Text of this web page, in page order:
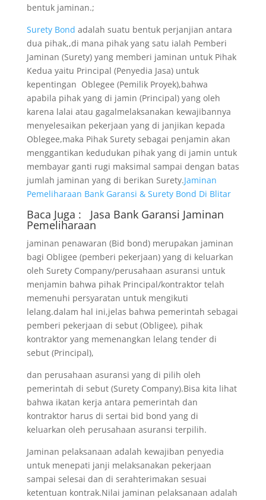
bentuk jaminan.;
Surety Bond adalah suatu bentuk perjanjian antara
dua pihak,,di mana pihak yang satu ialah Pemberi
Jaminan (Surety) yang memberi jaminan untuk Pihak
Kedua yaitu Principal (Penyedia Jasa) untuk
kepentingan Oblegee (Pemilik Proyek),bahwa
apabila pihak yang di jamin (Principal) yang oleh
karena lalai atau gagalmelaksanakan kewajibannya
menyelesaikan pekerjaan yang di janjikan kepada
Oblegee,maka Pihak Surety sebagai penjamin akan
menggantikan kedudukan pihak yang di jamin untuk
membayar ganti rugi maksimal sampai dengan batas
jumlah jaminan yang di berikan Surety.Jaminan
Pemeliharaan Bank Garansi & Surety Bond Di Blitar
Baca Juga : Jasa Bank Garansi Jaminan
Pemeliharaan
jaminan penawaran (Bid bond) merupakan jaminan
bagi Obligee (pemberi pekerjaan) yang di keluarkan
oleh Surety Company/perusahaan asuransi untuk
menjamin bahwa pihak Principal/kontraktor telah
memenuhi persyaratan untuk mengikuti
lelang.dalam hal ini,jelas bahwa pemerintah sebagai
pemberi pekerjaan di sebut (Obligee), pihak
kontraktor yang memenangkan lelang tender di
sebut (Principal),
dan perusahaan asuransi yang di pilih oleh
pemerintah di sebut (Surety Company).Bisa kita lihat
bahwa ikatan kerja antara pemerintah dan
kontraktor harus di sertai bid bond yang di
keluarkan oleh perusahaan asuransi terpilih.
Jaminan pelaksanaan adalah kewajiban penyedia
untuk menepati janji melaksanakan pekerjaan
sampai selesai dan di serahterimakan sesuai
ketentuan kontrak.Nilai jaminan pelaksanaan adalah